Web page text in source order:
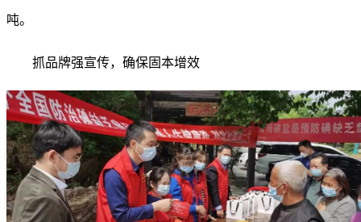
吨。
抓品牌强宣传，确保固本增效